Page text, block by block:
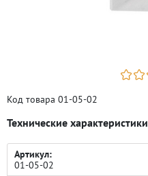
Код товара 01-05-02
Технические характеристики
Артикул:
01-05-02